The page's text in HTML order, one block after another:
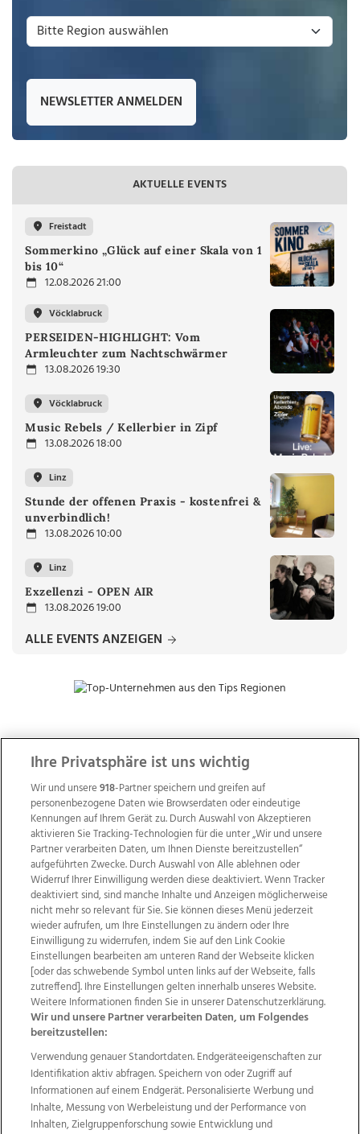
NEWSLETTER ANMELDEN
AKTUELLE EVENTS
Freistadt
Sommerkino „Glück auf einer Skala von 1
bis 10“
12.08.2026 21:00
Vöcklabruck
PERSEIDEN-HIGHLIGHT: Vom
Armleuchter zum Nachtschwärmer
13.08.2026 19:30
Vöcklabruck
Music Rebels / Kellerbier in Zipf
13.08.2026 18:00
Linz
Stunde der offenen Praxis - kostenfrei &
unverbindlich!
13.08.2026 10:00
Linz
Exzellenzi - OPEN AIR
13.08.2026 19:00
ALLE EVENTS ANZEIGEN
ZUR NACHRICHTENÜBERSICHT
Wir über uns Mediadaten Kontakt
Jobs
Datenschutz
Impressum
AGB Anzeigekunden
AGB Website
Ehrenkodex Politische Werbung
Weitere Angebote des Medienhauses Wimmer
TV1 di-mog-i.at OÖNow
Ischler Woche
Life Radio
OÖNachrichten
OÖN Immobilien
OÖN Karriere
OÖN Reise
Promenaden Galerien
Ihre Privatsphäre ist uns wichtig
Wir und unsere918-Partner speichern und greifen auf
personenbezogene Daten wie Browserdaten oder eindeutige
Kennungen auf Ihrem Gerät zu. Durch Auswahl von Akzeptieren
aktivieren Sie Tracking-Technologien für die unter „Wir und unsere
Partner verarbeiten Daten, um Ihnen Dienste bereitzustellen“
aufgeführten Zwecke. Durch Auswahl von Alle ablehnen oder
Widerruf Ihrer Einwilligung werden diese deaktiviert. Wenn Tracker
deaktiviert sind, sind manche Inhalte und Anzeigen möglicherweise
nicht mehr so relevant für Sie. Sie können dieses Menü jederzeit
wieder aufrufen, um Ihre Einstellungen zu ändern oder Ihre
Einwilligung zu widerrufen, indem Sie auf den Link Cookie
Einstellungen bearbeiten am unteren Rand der Webseite klicken
[oder das schwebende Symbol unten links auf der Webseite, falls
zutreffend]. Ihre Einstellungen gelten innerhalb unseres Website.
Weitere Informationen finden Sie in unserer Datenschutzerklärung.
Wir und unsere Partner verarbeiten Daten, um Folgendes
bereitzustellen:
Verwendung genauer Standortdaten. Endgeräteeigenschaften zur
Identifikation aktiv abfragen. Speichern von oder Zugriff auf
Informationen auf einem Endgerät. Personalisierte Werbung und
Inhalte, Messung von Werbeleistung und der Performance von
Inhalten, Zielgruppenforschung sowie Entwicklung und